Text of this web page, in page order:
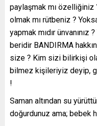
paylaşmak mı özelliğiniz
olmak mı rütbeniz ?
yapmak mıdır ünvanınız
beridir BANDIRMA
size ? Kim sizi bilirkişi
bilmez kişileriyiz deyip,
!
Saman altından su
doğurdunuz ama; bebek